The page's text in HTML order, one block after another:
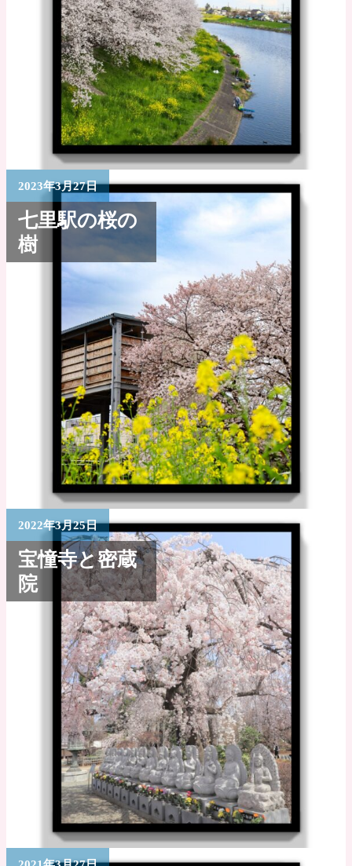
2023年3月27日
七里駅の桜の
樹
2022年3月25日
宝憧寺と密蔵
院